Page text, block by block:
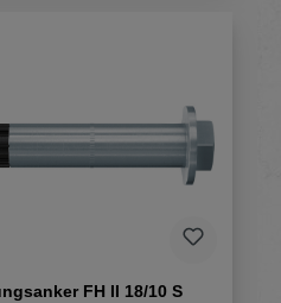
FH II 18/10 S